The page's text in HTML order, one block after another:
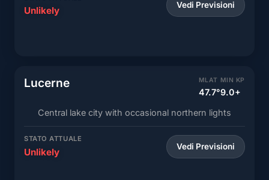
Unlikely Vedi Previsioni
Lucerne MLAT
47.7°
MIN KP
9.0+
Central lake city with occasional northern lights
STATO ATTUALE
Unlikely Vedi Previsioni